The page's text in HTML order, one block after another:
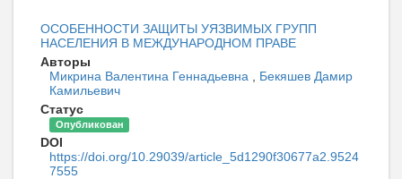
ОСОБЕННОСТИ ЗАЩИТЫ УЯЗВИМЫХ ГРУПП
НАСЕЛЕНИЯ В МЕЖДУНАРОДНОМ ПРАВЕ
Авторы
Микрина Валентина Геннадьевна
Бекяшев Дамир
Камильевич
Статус
Опубликован
DOI
https://doi.org/10.29039/article_5d1290f30677a2.9524
7555